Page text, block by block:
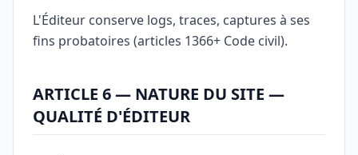
L'Éditeur conserve logs, traces, captures à ses
fins probatoires (articles 1366+ Code civil).
ARTICLE 6 — NATURE DU SITE —
QUALITÉ D'ÉDITEUR